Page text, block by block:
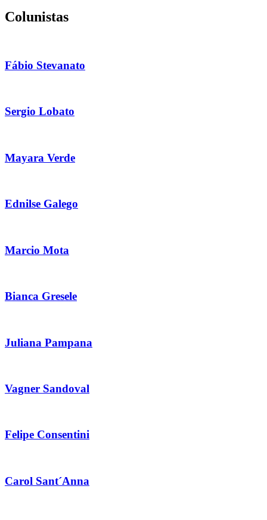
Colunistas
Fábio Stevanato
Sergio Lobato
Mayara Verde
Ednilse Galego
Marcio Mota
Bianca Gresele
Juliana Pampana
Vagner Sandoval
Felipe Consentini
Carol Sant´Anna